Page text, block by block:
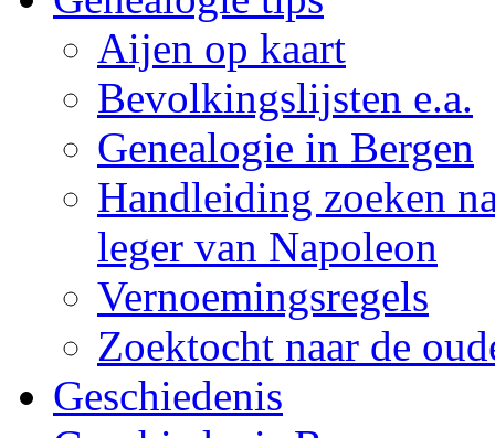
Aijen op kaart
Bevolkingslijsten e.a.
Genealogie in Bergen
Handleiding zoeken
leger van Napoleon
Vernoemingsregels
Zoektocht naar de
Geschiedenis